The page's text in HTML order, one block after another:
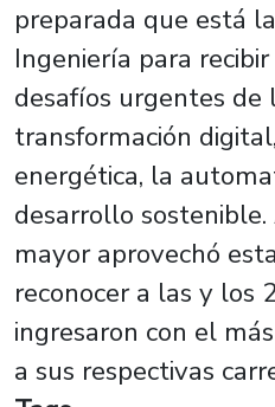
preparada que está
Ingeniería para
desafíos urgentes de
transformación
energética, la
desarrollo
mayor aprovechó
reconocer a las y los
ingresaron con el
a sus respectivas